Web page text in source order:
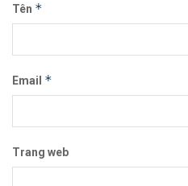
Tên *
Email *
Trang web